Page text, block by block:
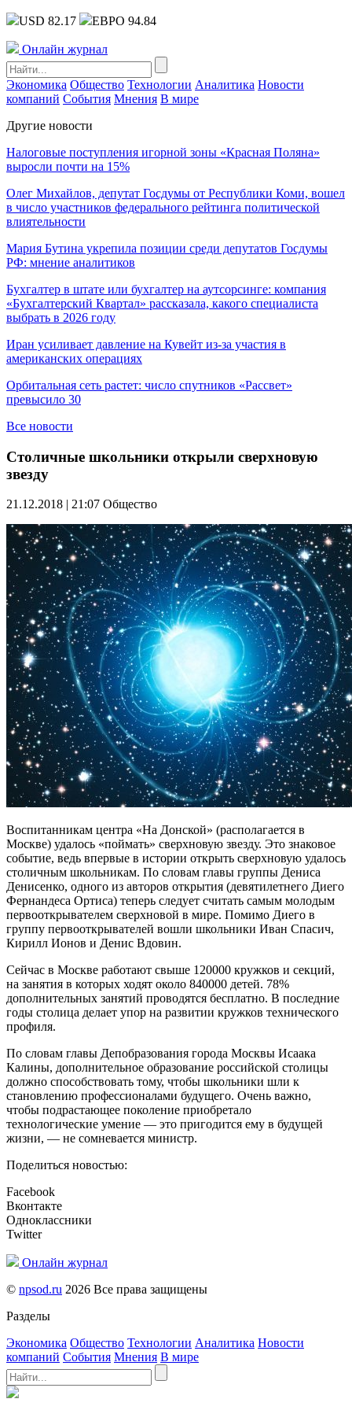
USD 82.17 ЕВРО 94.84
Онлайн журнал
Экономика Общество Технологии Аналитика Новости
компаний События Мнения В мире
Другие новости
Налоговые поступления игорной зоны «Красная Поляна»
выросли почти на 15%
Олег Михайлов, депутат Госдумы от Республики Коми, вошел
в число участников федерального рейтинга политической
влиятельности
Мария Бутина укрепила позиции среди депутатов Госдумы
РФ: мнение аналитиков
Бухгалтер в штате или бухгалтер на аутсорсинге: компания
«Бухгалтерский Квартал» рассказала, какого специалиста
выбрать в 2026 году
Иран усиливает давление на Кувейт из-за участия в
американских операциях
Орбитальная сеть растет: число спутников «Рассвет»
превысило 30
Все новости
Столичные школьники открыли сверхновую
звезду
21.12.2018 | 21:07 Общество
Воспитанникам центра «На Донской» (располагается в
Москве) удалось «поймать» сверхновую звезду. Это знаковое
событие, ведь впервые в истории открыть сверхновую удалось
столичным школьникам. По словам главы группы Дениса
Денисенко, одного из авторов открытия (девятилетнего Диего
Фернандеса Ортиса) теперь следует считать самым молодым
первооткрывателем сверхновой в мире. Помимо Диего в
группу первооткрывателей вошли школьники Иван Спасич,
Кирилл Ионов и Денис Вдовин.
Сейчас в Москве работают свыше 120000 кружков и секций,
на занятия в которых ходят около 840000 детей. 78%
дополнительных занятий проводятся бесплатно. В последние
годы столица делает упор на развитии кружков технического
профиля.
По словам главы Депобразования города Москвы Исаака
Калины, дополнительное образование российской столицы
должно способствовать тому, чтобы школьники шли к
становлению профессионалами будущего. Очень важно,
чтобы подрастающее поколение приобретало
технологические умение — это пригодится ему в будущей
жизни, — не сомневается министр.
Поделиться новостью:
Facebook
Вконтакте
Одноклассники
Twitter
Онлайн журнал
© npsod.ru 2026 Все права защищены
Разделы
Экономика Общество Технологии Аналитика Новости
компаний События Мнения В мире